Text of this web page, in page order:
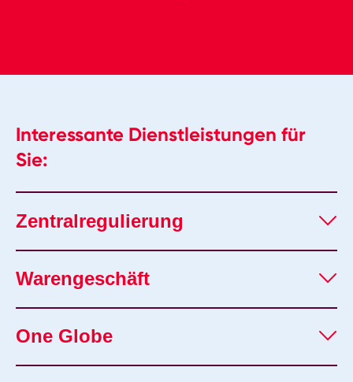
Interessante Dienstleistungen für
Sie:
Zentralregulierung
Warengeschäft
One Globe